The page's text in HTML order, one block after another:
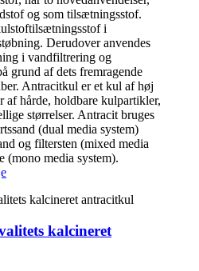
og som tilsætningsstof.
i
Derudover anvendes
i vandfiltrering og
grund af dets fremragende
Antracitkul er et kul af høj
af hårde, holdbare kulpartikler,
størrelser. Antracit bruges
(dual media system)
og filtersten (mixed media
(mono media system).
kalcineret